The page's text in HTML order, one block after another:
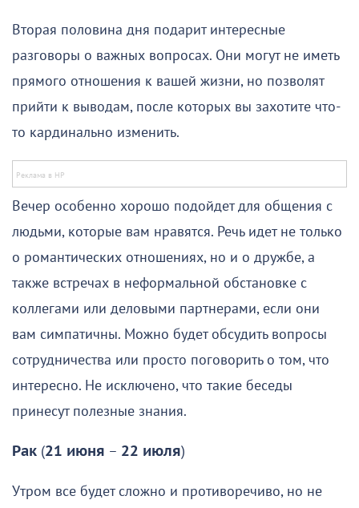
Вторая половина дня подарит интересные
разговоры о важных вопросах. Они могут не иметь
прямого отношения к вашей жизни, но позволят
прийти к выводам, после которых вы захотите что-
то кардинально изменить.
Вечер особенно хорошо подойдет для общения с
людьми, которые вам нравятся. Речь идет не только
о романтических отношениях, но и о дружбе, а
также встречах в неформальной обстановке с
коллегами или деловыми партнерами, если они
вам симпатичны. Можно будет обсудить вопросы
сотрудничества или просто поговорить о том, что
интересно. Не исключено, что такие беседы
принесут полезные знания.
Рак (21 июня – 22 июля)
Утром все будет сложно и противоречиво, но не